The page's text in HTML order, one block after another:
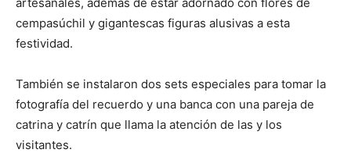
cempasúchil y gigantescas figuras alusivas a esta
festividad.
También se instalaron dos sets especiales para tomar la
fotografía del recuerdo y una banca con una pareja de
catrina y catrín que llama la atención de las y los
visitantes.